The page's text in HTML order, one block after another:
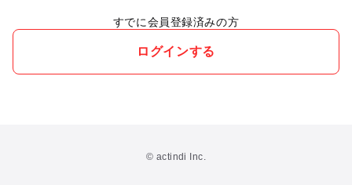
すでに会員登録済みの方
ログインする
© actindi Inc.